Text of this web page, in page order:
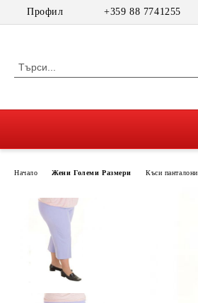
Профил +359 88 7741255
Начало Жени Големи Размери Къси панталони